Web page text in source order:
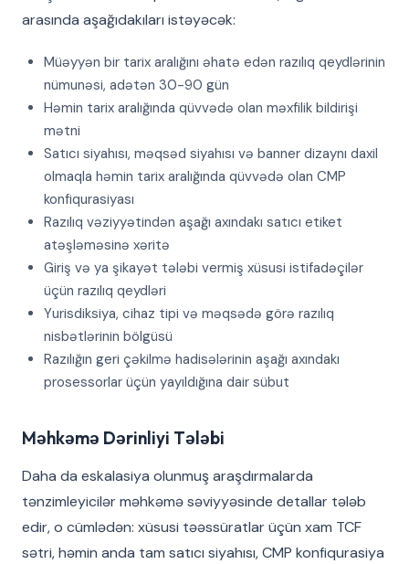
arasında aşağıdakıları istəyəcək:
Müəyyən bir tarix aralığını əhatə edən razılıq qeydlərinin
nümunəsi, adətən 30-90 gün
Həmin tarix aralığında qüvvədə olan məxfilik bildirişi
mətni
Satıcı siyahısı, məqsəd siyahısı və banner dizaynı daxil
olmaqla həmin tarix aralığında qüvvədə olan CMP
konfiqurasiyası
Razılıq vəziyyətindən aşağı axındakı satıcı etiket
atəşləməsinə xəritə
Giriş və ya şikayət tələbi vermiş xüsusi istifadəçilər
üçün razılıq qeydləri
Yurisdiksiya, cihaz tipi və məqsədə görə razılıq
nisbətlərinin bölgüsü
Razılığın geri çəkilmə hadisələrinin aşağı axındakı
prosessorlar üçün yayıldığına dair sübut
Məhkəmə Dərinliyi Tələbi
Daha da eskalasiya olunmuş araşdırmalarda
tənzimleyicilər məhkəmə səviyyəsinde detallar tələb
edir, o cümlədən: xüsusi təəssüratlar üçün xam TCF
sətri, həmin anda tam satıcı siyahısı, CMP konfiqurasiya